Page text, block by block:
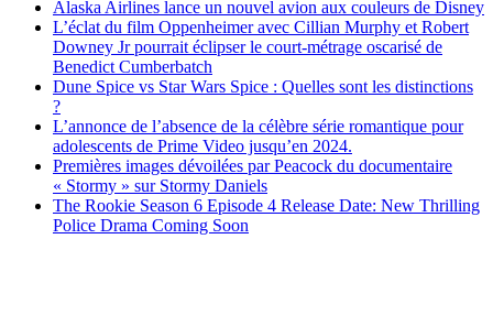
Alaska Airlines lance un nouvel avion aux couleurs de Disney
L’éclat du film Oppenheimer avec Cillian Murphy et Robert
Downey Jr pourrait éclipser le court-métrage oscarisé de
Benedict Cumberbatch
Dune Spice vs Star Wars Spice : Quelles sont les distinctions
?
L’annonce de l’absence de la célèbre série romantique pour
adolescents de Prime Video jusqu’en 2024.
Premières images dévoilées par Peacock du documentaire
« Stormy » sur Stormy Daniels
The Rookie Season 6 Episode 4 Release Date: New Thrilling
Police Drama Coming Soon